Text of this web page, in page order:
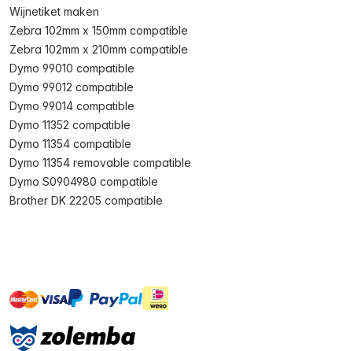
Wijnetiket maken
Zebra 102mm x 150mm compatible
Zebra 102mm x 210mm compatible
Dymo 99010 compatible
Dymo 99012 compatible
Dymo 99014 compatible
Dymo 11352 compatible
Dymo 11354 compatible
Dymo 11354 removable compatible
Dymo S0904980 compatible
Brother DK 22205 compatible
mastervisa paypal ideal